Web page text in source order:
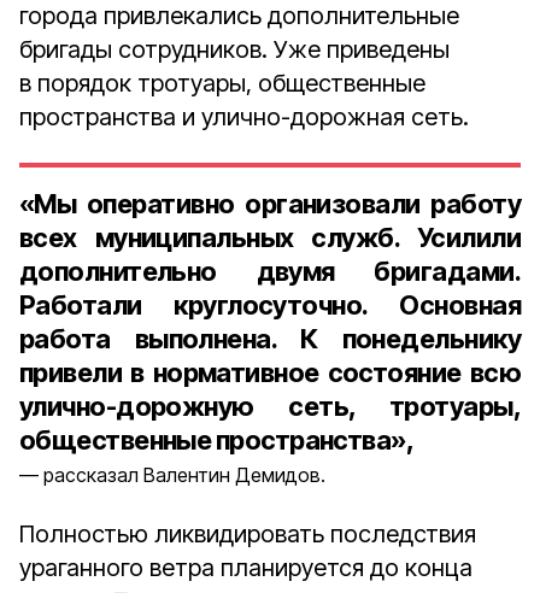
города привлекались дополнительные
бригады сотрудников. Уже приведены
в порядок тротуары, общественные
пространства и улично-дорожная сеть.
«Мы оперативно организовали работу
всех муниципальных служб. Усилили
дополнительно двумя бригадами.
Работали круглосуточно. Основная
работа выполнена. К понедельнику
привели в нормативное состояние всю
улично-дорожную сеть, тротуары,
общественные пространства»,
рассказал Валентин Демидов.
Полностью ликвидировать последствия
ураганного ветра планируется до конца